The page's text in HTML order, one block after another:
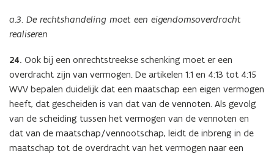
a.3. De rechtshandeling moet een eigendomsoverdracht
realiseren
24. Ook bij een onrechtstreekse schenking moet er een
overdracht zijn van vermogen. De artikelen 1:1 en 4:13 tot 4:15
WVV bepalen duidelijk dat een maatschap een eigen vermogen
heeft, dat gescheiden is van dat van de vennoten. Als gevolg
van de scheiding tussen het vermogen van de vennoten en
dat van de maatschap/vennootschap, leidt de inbreng in de
maatschap tot de overdracht van het vermogen naar een